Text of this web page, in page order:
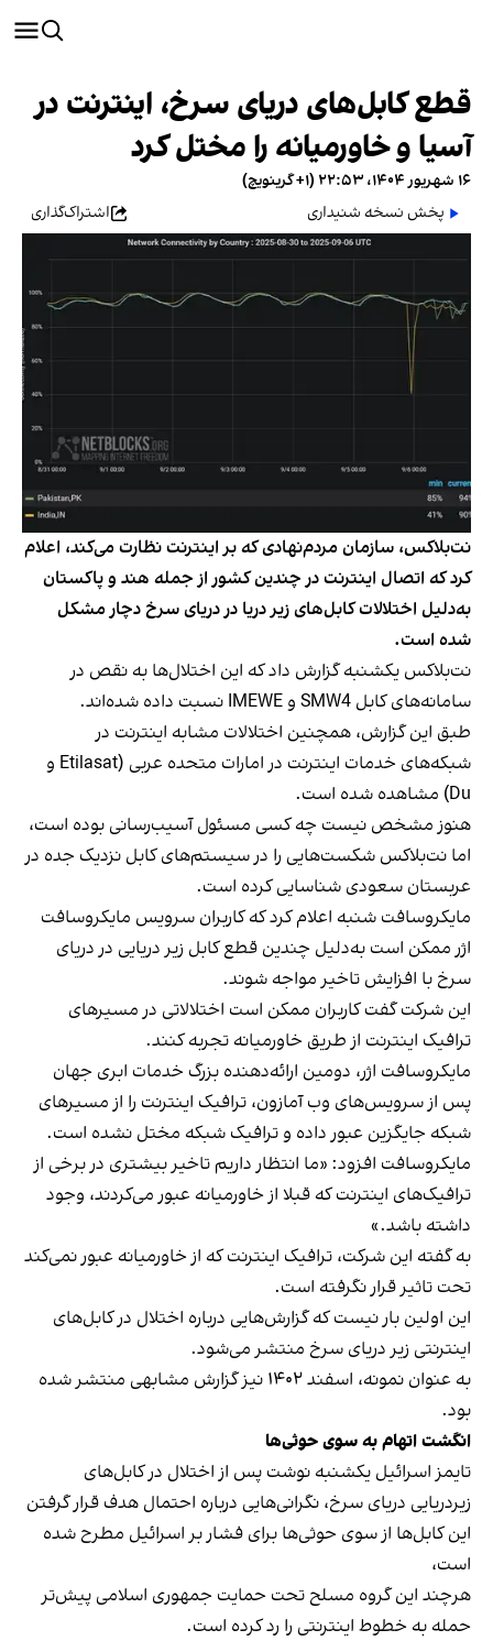
قطع کابل‌های دریای سرخ، اینترنت در
آسیا و خاورمیانه را مختل کرد
۱۶ شهریور ۱۴۰۴، ۲۲:۵۳ (‎+۱ گرینویچ)
پخش نسخه شنیداری
اشتراک‌گذاری
نت‌بلاکس، سازمان مردم‌نهادی که بر اینترنت نظارت می‌کند، اعلام
کرد که اتصال اینترنت در چندین کشور از جمله هند و پاکستان
به‌دلیل اختلالات کابل‌های زیر دریا در دریای سرخ دچار مشکل
شده است.
نت‌بلاکس یکشنبه گزارش داد که این اختلال‌ها به نقص در
سامانه‌های کابل SMW4 و IMEWE نسبت داده شده‌اند.
طبق این گزارش، همچنین اختلالات مشابه اینترنت در
شبکه‌های خدمات اینترنت در امارات متحده عربی (Etilasat و
Du) مشاهده شده است.
هنوز مشخص نیست چه کسی مسئول آسیب‌رسانی بوده است،
اما نت‌بلاکس شکست‌هایی را در سیستم‌های کابل نزدیک جده در
عربستان سعودی شناسایی کرده است.
مایکروسافت شنبه اعلام کرد که کاربران سرویس مایکروسافت
اژر ممکن است به‌دلیل چندین قطع کابل زیر دریایی در دریای
سرخ با افزایش تاخیر مواجه شوند.
این شرکت گفت کاربران ممکن است اختلالاتی در مسیرهای
ترافیک اینترنت از طریق خاورمیانه تجربه کنند.
مایکروسافت اژر، دومین ارائه‌دهنده بزرگ خدمات ابری جهان
پس از سرویس‌های وب آمازون، ترافیک اینترنت را از مسیرهای
شبکه جایگزین عبور داده و ترافیک شبکه مختل نشده است.
مایکروسافت افزود: «ما انتظار داریم تاخیر بیشتری در برخی از
ترافیک‌های اینترنت که قبلا از خاورمیانه عبور می‌کردند، وجود
داشته باشد.»
به گفته این شرکت، ترافیک اینترنت که از خاورمیانه عبور نمی‌کند
تحت تاثیر قرار نگرفته است.
این اولین بار نیست که گزارش‌هایی درباره اختلال در کابل‌های
اینترنتی زیر دریای سرخ منتشر می‌شود.
به عنوان نمونه، اسفند ۱۴۰۲ نیز
گزارش مشابهی منتشر شده
بود.
انگشت اتهام به سوی حوثی‎‌ها
تایمز اسرائیل یکشنبه نوشت پس از اختلال در کابل‌های
زیردریایی دریای سرخ، نگرانی‌هایی درباره احتمال هدف قرار گرفتن
این کابل‌ها از سوی حوثی‌ها برای فشار بر اسرائیل مطرح شده
است،
هرچند این گروه مسلح تحت حمایت جمهوری اسلامی پیش‌تر
حمله به خطوط اینترنتی را رد کرده است.